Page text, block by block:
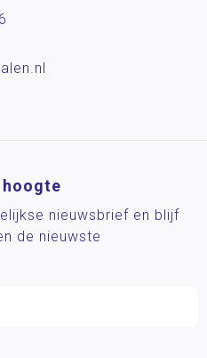
nieuwsbrief en blijf
de nieuwste